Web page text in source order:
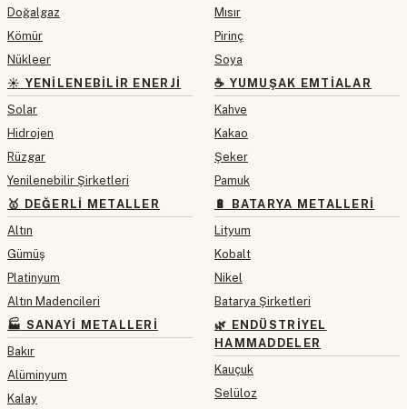
Doğalgaz
Kömür
Nükleer
☀️ YENILENEBILIR ENERJI
Solar
Hidrojen
Rüzgar
Yenilenebilir Şirketleri
🥇 DEĞERLI METALLER
Altın
Gümüş
Platinyum
Altın Madencileri
🏭 SANAYI METALLERI
Bakır
Alüminyum
Kalay
Mısır
Pirinç
Soya
☕ YUMUŞAK EMTIALAR
Kahve
Kakao
Şeker
Pamuk
🔋 BATARYA METALLERI
Lityum
Kobalt
Nikel
Batarya Şirketleri
🌿 ENDÜSTRIYEL
HAMMADDELER
Kauçuk
Selüloz